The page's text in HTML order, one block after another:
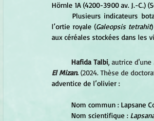
Hörnle 1A (4200-3900 av. J.-C.)
Plusieurs indicateurs
l’ortie royale (Galeopsis tetrahit
aux céréales stockées dans les
Hafida Talbi, autrice d'une
El Mizan. (2024. Thèse de
adventice de l’olivier :
Nom commun : Lapsane
	Nom scientifique :